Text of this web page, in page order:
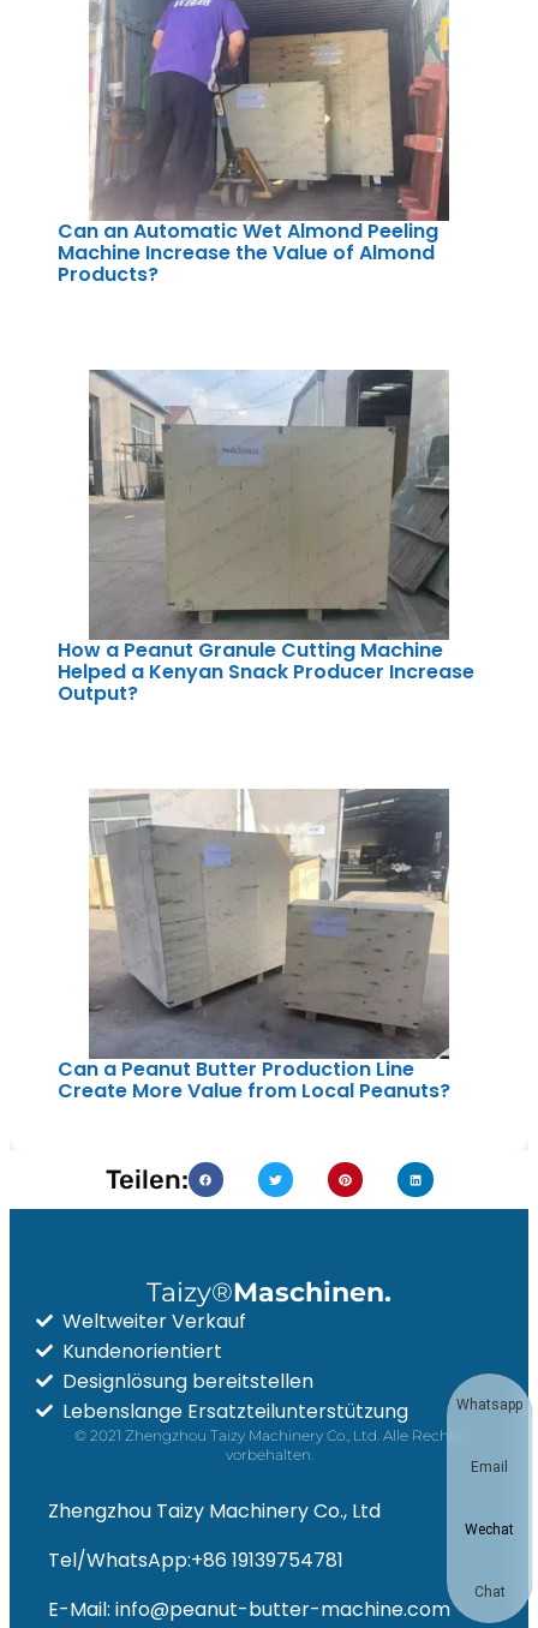
Can an Automatic Wet Almond Peeling
Machine Increase the Value of Almond
Products?
How a Peanut Granule Cutting Machine
Helped a Kenyan Snack Producer Increase
Output?
Can a Peanut Butter Production Line
Create More Value from Local Peanuts?
Teilen:
Taizy®Maschinen.
Weltweiter Verkauf
Kundenorientiert
Designlösung bereitstellen
Lebenslange Ersatzteilunterstützung
© 2021 Zhengzhou Taizy Machinery Co., Ltd. Alle Rechte
vorbehalten.
Zhengzhou Taizy Machinery Co., Ltd
Tel/WhatsApp:+86 19139754781
E-Mail: info@peanut-butter-machine.com
Whatsapp
Email
Wechat
Chat